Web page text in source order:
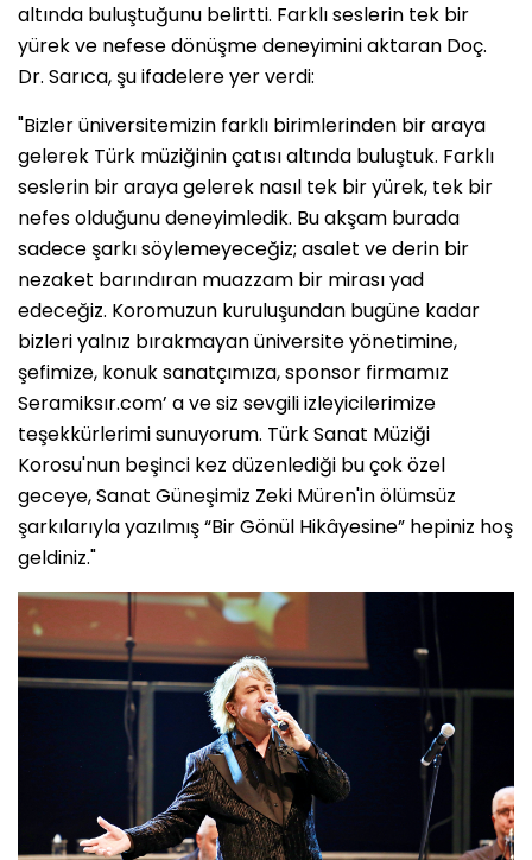
altında buluştuğunu belirtti. Farklı seslerin tek bir
yürek ve nefese dönüşme deneyimini aktaran Doç.
Dr. Sarıca, şu ifadelere yer verdi:
"Bizler üniversitemizin farklı birimlerinden bir araya
gelerek Türk müziğinin çatısı altında buluştuk. Farklı
seslerin bir araya gelerek nasıl tek bir yürek, tek bir
nefes olduğunu deneyimledik. Bu akşam burada
sadece şarkı söylemeyeceğiz; asalet ve derin bir
nezaket barındıran muazzam bir mirası yad
edeceğiz. Koromuzun kuruluşundan bugüne kadar
bizleri yalnız bırakmayan üniversite yönetimine,
şefimize, konuk sanatçımıza, sponsor firmamız
Seramiksır.com’ a ve siz sevgili izleyicilerimize
teşekkürlerimi sunuyorum. Türk Sanat Müziği
Korosu'nun beşinci kez düzenlediği bu çok özel
geceye, Sanat Güneşimiz Zeki Müren'in ölümsüz
şarkılarıyla yazılmış “Bir Gönül Hikâyesine” hepiniz hoş
geldiniz."